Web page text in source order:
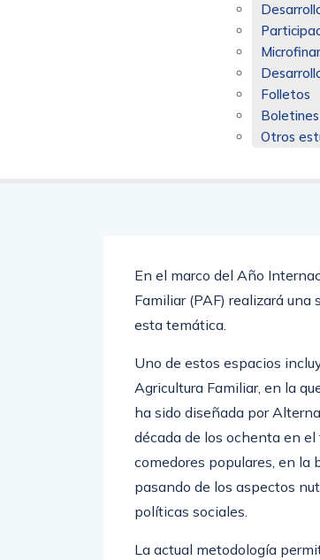
Folletos
Boletines
Otros
En el marco del Año
Familiar (PAF) realizará
esta temática.
Uno de estos espacios
Agricultura Familiar, en la
ha sido diseñada por
década de los ochenta en
comedores populares, en la
pasando de los aspectos
políticas sociales.
La actual metodología